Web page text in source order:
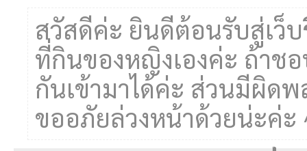
สวัสดีค่ะ ยินดีต้อนรับสู่เว็บ
ที่กินของหญิงเองค่ะ ถ้าช
กันเข้ามาได้ค่ะ ส่วนมีผิดพ
ขออภัยล่วงหน้าด้วยน่ะค่ะ